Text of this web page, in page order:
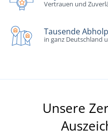
Vertrauen und
Tausende
in ganz Deutschland
Unsere